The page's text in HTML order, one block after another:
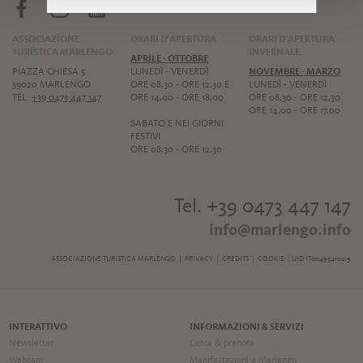
ASSOCIAZIONE
TURISTICA MARLENGO
PIAZZA CHIESA 5
39020 MARLENGO
TEL.+39 0473 447 147
ORARI D'APERTURA
APRILE - OTTOBRE
LUNEDÌ - VENERDÌ
ORE 08,30 - ORE 12,30 E
ORE 14,00 - ORE 18,00
SABATO E NEI GIORNI
FESTIVI
ORE 08,30 - ORE 12,30
ORARI D'APERTURA
INVERNALE
NOVEMBRE - MARZO
LUNEDÌ - VENERDÌ
ORE 08,30 - ORE 12,30
ORE 14,00 - ORE 17,00
Tel. +39 0473 447 147
info@marlengo.info
ASSOCIAZIONE TURISTICA MARLENGO | PRIVACY| CREDITS| COOKIE | UID IT00495410219
INTERATTIVO
Newsletter
Webcam
INFORMAZIONI & SERVIZI
Cerca & prenota
Manifestazioni a Marlengo